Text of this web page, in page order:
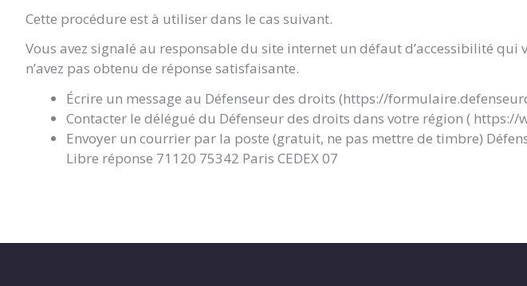
Cette procédure est à utiliser dans le cas suivant.
Vous avez signalé au responsable du site internet un défaut d’accessibilité
n’avez pas obtenu de réponse satisfaisante.
Écrire un message au Défenseur des droits (https://
Contacter le délégué du Défenseur des droits dans votre région (
Envoyer un courrier par la poste (gratuit, ne pas mettre de timbre)
Libre réponse 71120 75342 Paris CEDEX 07